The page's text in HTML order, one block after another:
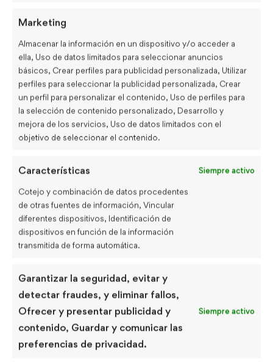
Marketing
Almacenar la información en un dispositivo y/o acceder a
ella, Uso de datos limitados para seleccionar anuncios
básicos, Crear perfiles para publicidad personalizada, Utilizar
perfiles para seleccionar la publicidad personalizada, Crear
un perfil para personalizar el contenido, Uso de perfiles para
la selección de contenido personalizado, Desarrollo y
mejora de los servicios, Uso de datos limitados con el
objetivo de seleccionar el contenido.
Características Siempre activo
Cotejo y combinación de datos procedentes
de otras fuentes de información, Vincular
diferentes dispositivos, Identificación de
dispositivos en función de la información
transmitida de forma automática.
Garantizar la seguridad, evitar y
detectar fraudes, y eliminar fallos,
Ofrecer y presentar publicidad y
contenido, Guardar y comunicar las
preferencias de privacidad.
Siempre activo
KIDS
Phrasal Verbs
Series y Libros
Speaking
Tips General
Verbos Irregulares (1)
Vocabulario
Últimas entradas
UNCATEGORIZED
Diferencias entre “much” y “many”
abril 29, 2024
Vocabulario medio ambiente y